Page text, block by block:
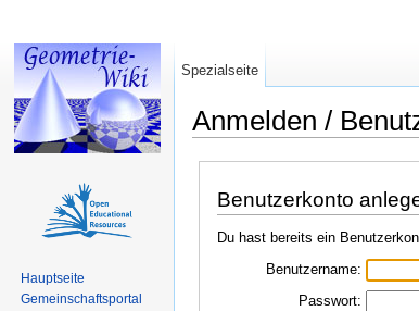
Anmelden /
Benutzerkonto
Du hast bereits ein
Benutzername:
Passwort:
Spezialseite
Hauptseite
Gemeinschaftsportal